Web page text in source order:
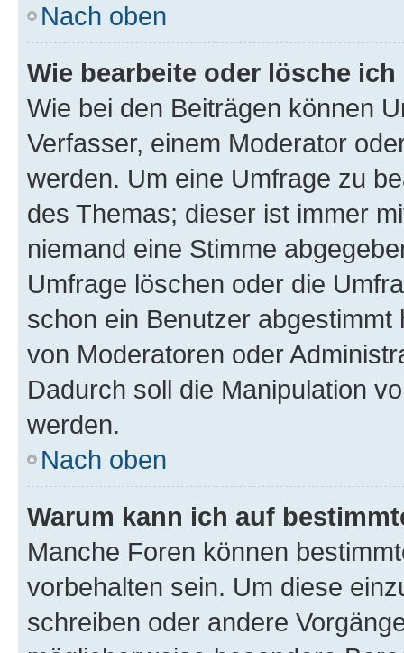
Nach oben
Wie bearbeite oder lösche
Wie bei den Beiträgen können
Verfasser, einem Moderator
werden. Um eine Umfrage zu
des Themas; dieser ist immer
niemand eine Stimme
Umfrage löschen oder die
schon ein Benutzer
von Moderatoren oder
Dadurch soll die Manipulation
werden.
Nach oben
Warum kann ich auf
Manche Foren können
vorbehalten sein. Um diese
schreiben oder andere